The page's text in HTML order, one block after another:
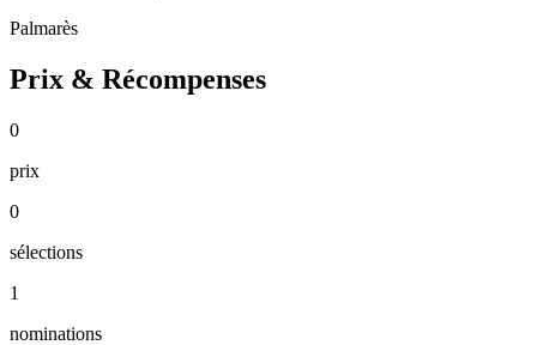
Palmarès
Prix & Récompenses
0
prix
0
sélections
1
nominations